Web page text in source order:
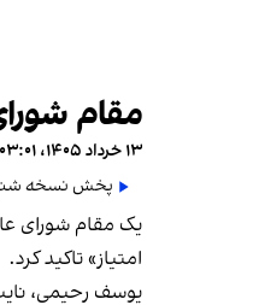
مقام
۱۳ خرداد ۱۴۰۵، ۰۳:۰۱ (‎+۱ گرینویچ)
پخش نسخه
یک مقام شورای
امتیاز» تاکید کرد.